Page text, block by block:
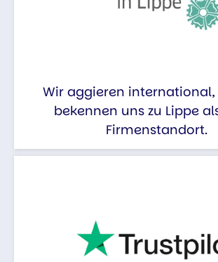
Wir aggieren
bekennen uns zu Lippe
Firmenstandort.